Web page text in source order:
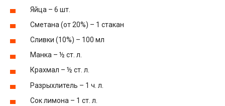
Яйца – 6 шт.
Сметана (от 20%) – 1 стакан
Сливки (10%) – 100 мл
Манка – ½ ст. л.
Крахмал – ½ ст. л.
Разрыхлитель – 1 ч. л.
Сок лимона – 1 ст. л.